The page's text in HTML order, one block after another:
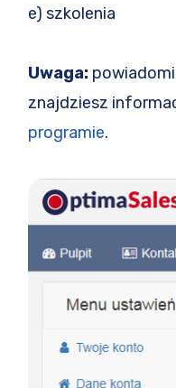
e) szkolenia
Uwaga:
znajdziesz
programie.